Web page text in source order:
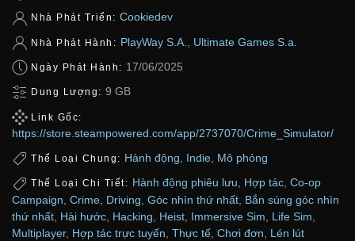
Nhà Phát Triển: Cookiedev
Nhà Phát Hành: PlayWay S.A. Ultimate Games S.a.
Ngày Phát Hành: 17/06/2025
Dung Lượng: 9 GB
Link Gốc:
https://store.steampowered.com/app/2737070/Crime_Simulator/
Thể Loại Chung: Hành động Indie Mô phỏng
Thể Loại Chi Tiết: Hành động phiêu lưu, Hợp tác, Co-op
Campaign Crime Driving Góc nhìn thứ nhất Bắn súng góc nhìn
thứ nhất Hài hước Hacking Heist Immersive Sim Life Sim
Multiplayer, Hợp tác trực tuyến Thực tế Chơi đơn Lén lút